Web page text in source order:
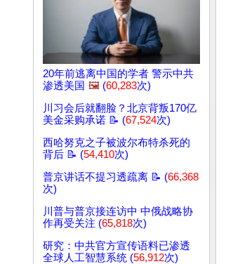
20年前逃离中国的学者 警示中共
渗透美国 🖼️ (60,283次)
川习会后就翻脸？北京背叛170亿
美金采购承诺 📝 (67,524次)
西哈努克之子被波尔布特杀死的
背后 📝 (54,410次)
普京讲话不提习透疏离 📝 (66,368
次)
川普与普京接连访中 中俄战略协
作再受关注 (65,818次)
研究：中共官方宣传语料已渗透
全球人工智慧系统 (56,912次)